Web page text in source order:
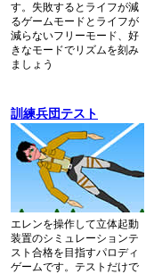
す。失敗するとライフが減
るゲームモードとライフが
減らないフリーモード、好
きなモードでリズムを刻み
ましょう
訓練兵団テスト
エレンを操作して立体起動
装置のシミュレーションテ
スト合格を目指すパロディ
ゲームです。テストだけで